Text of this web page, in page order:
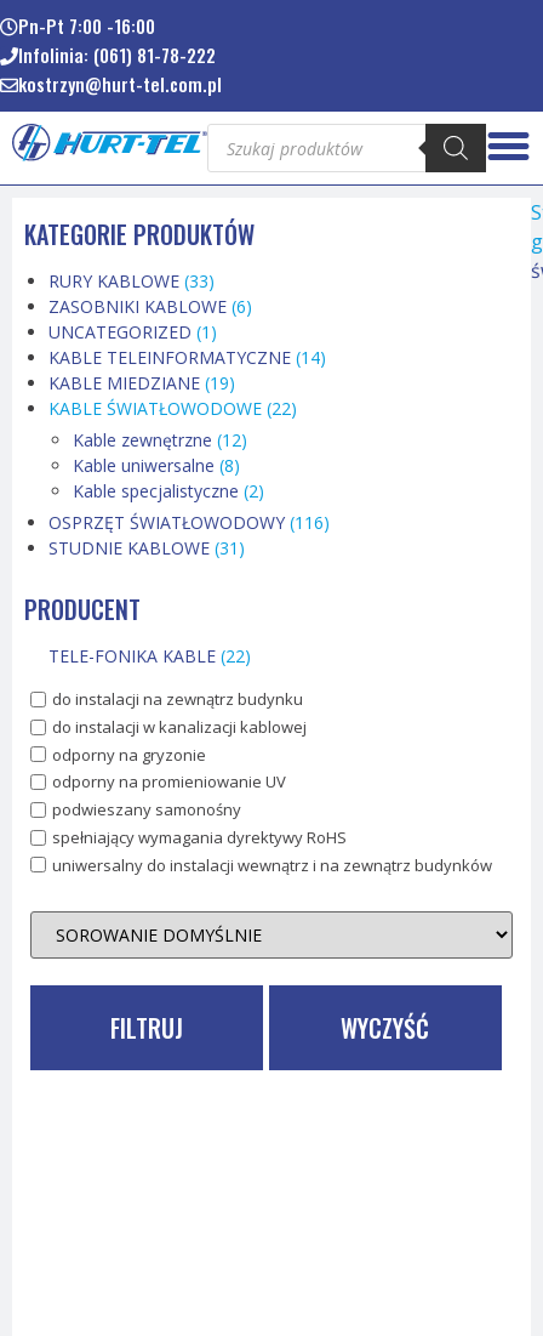
Pn-Pt 7:00 -16:00
Infolinia: (061) 81-78-222
kostrzyn@hurt-tel.com.pl
KATEGORIE PRODUKTÓW
RURY KABLOWE (33)
ZASOBNIKI KABLOWE (6)
UNCATEGORIZED (1)
KABLE TELEINFORMATYCZNE (14)
KABLE MIEDZIANE (19)
KABLE ŚWIATŁOWODOWE (22)
Kable zewnętrzne (12)
Kable uniwersalne (8)
Kable specjalistyczne (2)
OSPRZĘT ŚWIATŁOWODOWY (116)
STUDNIE KABLOWE (31)
PRODUCENT
TELE-FONIKA KABLE (22)
do instalacji na zewnątrz budynku
do instalacji w kanalizacji kablowej
odporny na gryzonie
odporny na promieniowanie UV
podwieszany samonośny
spełniający wymagania dyrektywy RoHS
uniwersalny do instalacji wewnątrz i na zewnątrz budynków
FILTRUJ WYCZYŚĆ